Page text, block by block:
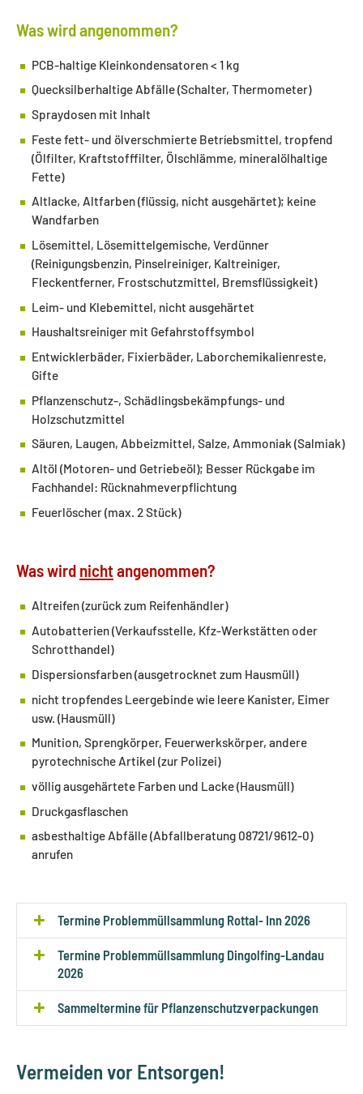
Was wird angenommen?
PCB-haltige Kleinkondensatoren < 1 kg
Quecksilberhaltige Abfälle (Schalter, Thermometer)
Spraydosen mit Inhalt
Feste fett- und ölverschmierte Betríebsmittel, tropfend
(Ölfilter, Kraftstofffilter, Ölschlämme, mineralölhaltige
Fette)
Altlacke, Altfarben (flüssig, nicht ausgehärtet); keine
Wandfarben
Lösemittel, Lösemittelgemische, Verdünner
(Reinigungsbenzin, Pinselreiniger, Kaltreiniger,
Fleckentferner, Frostschutzmittel, Bremsflüssigkeit)
Leim- und Klebemittel, nicht ausgehärtet
Haushaltsreiniger mit Gefahrstoffsymbol
Entwicklerbäder, Fixierbäder, Laborchemikalienreste,
Gifte
Pflanzenschutz-, Schädlingsbekämpfungs- und
Holzschutzmittel
Säuren, Laugen, Abbeizmittel, Salze, Ammoniak (Salmiak)
Altöl (Motoren- und Getriebeöl); Besser Rückgabe im
Fachhandel: Rücknahmeverpflichtung
Feuerlöscher (max. 2 Stück)
Was wird nichtangenommen?
Altreifen (zurück zum Reifenhändler)
Autobatterien (Verkaufsstelle, Kfz-Werkstätten oder
Schrotthandel)
Dispersionsfarben (ausgetrocknet zum Hausmüll)
nicht tropfendes Leergebinde wie leere Kanister, Eimer
usw. (Hausmüll)
Munition, Sprengkörper, Feuerwerkskörper, andere
pyrotechnische Artikel (zur Polizei)
völlig ausgehärtete Farben und Lacke (Hausmüll)
Druckgasflaschen
asbesthaltige Abfälle (Abfallberatung 08721/9612-0)
anrufen
Termine Problemmüllsammlung Rottal- Inn 2026
Termine Problemmüllsammlung Dingolfing-Landau
2026
Sammeltermine für Pflanzenschutzverpackungen
Vermeiden vor Entsorgen!